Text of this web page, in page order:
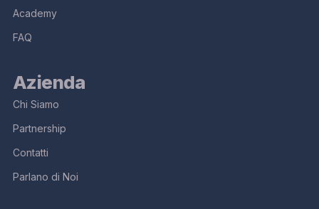
Academy
FAQ
Azienda
Chi Siamo
Partnership
Contatti
Parlano di Noi